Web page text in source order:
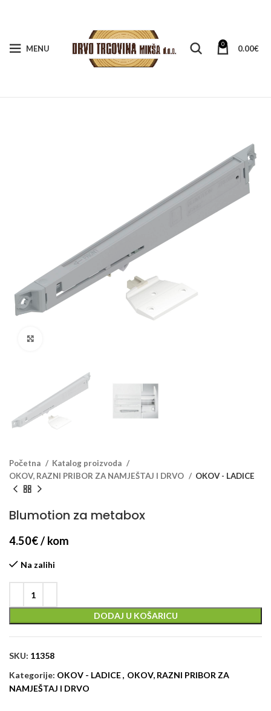
MENU 0 0.00€
Početna
Katalog proizvoda
OKOV, RAZNI PRIBOR ZA NAMJEŠTAJ I DRVO
OKOV - LADICE
Blumotion za metabox
4.50€/ kom
Na zalihi
DODAJ U KOŠARICU
SKU: 11358
Kategorije: OKOV - LADICE, OKOV, RAZNI PRIBOR ZA
NAMJEŠTAJ I DRVO